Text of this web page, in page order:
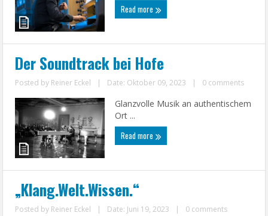
Read more
Der Soundtrack bei Hofe
Posted by Reiner Eckel | Date: Oktober 09, 2023 | 0 comments
Glanzvolle Musik an authentischem
Ort ...
Read more
„Klang.Welt.Wissen.“
Posted by Reiner Eckel | Date: Juni 19, 2023 | 0 comments